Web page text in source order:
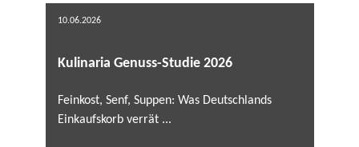
10.06.2026
Kulinaria Genuss-Studie 2026
Feinkost, Senf, Suppen: Was Deutschlands
Einkaufskorb verrät ...